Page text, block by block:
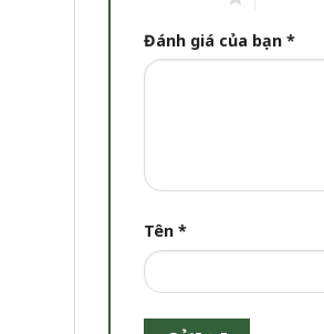
Đánh giá của bạn *
Tên *